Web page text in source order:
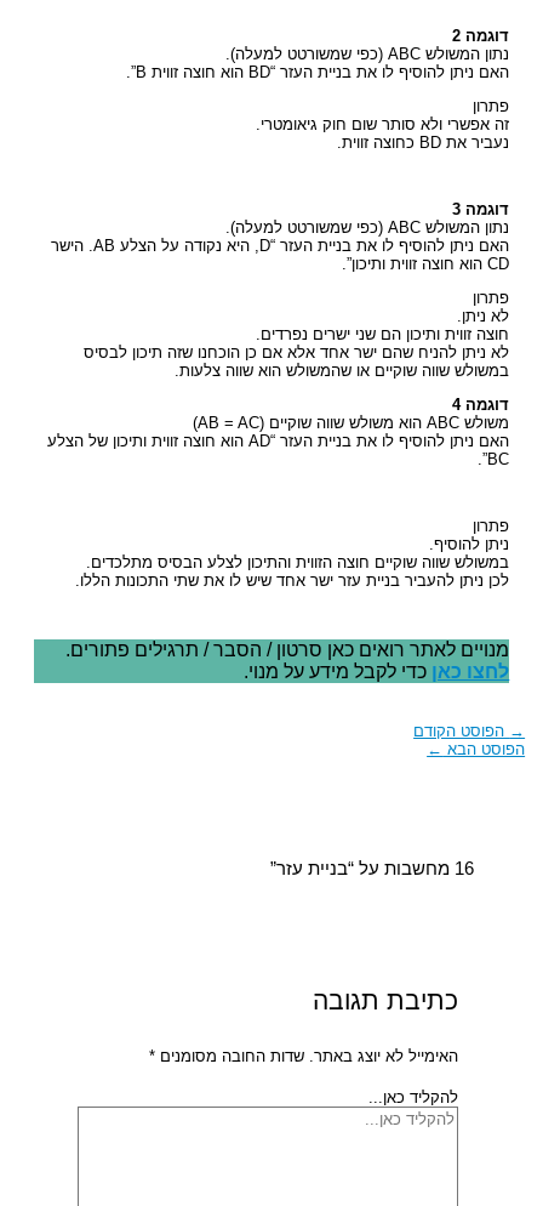
דוגמה 2
נתון המשולש ABC (כפי שמשורטט למעלה).
האם ניתן להוסיף לו את בניית העזר “BD הוא חוצה זווית B”.
פתרון
זה אפשרי ולא סותר שום חוק גיאומטרי.
נעביר את BD כחוצה זווית.
דוגמה 3
נתון המשולש ABC (כפי שמשורטט למעלה).
האם ניתן להוסיף לו את בניית העזר “D, היא נקודה על הצלע AB. הישר
CD הוא חוצה זווית ותיכון”.
פתרון
לא ניתן.
חוצה זווית ותיכון הם שני ישרים נפרדים.
לא ניתן להניח שהם ישר אחד אלא אם כן הוכחנו שזה תיכון לבסיס
במשולש שווה שוקיים או שהמשולש הוא שווה צלעות.
דוגמה 4
משולש ABC הוא משולש שווה שוקיים (AB = AC)
האם ניתן להוסיף לו את בניית העזר “AD הוא חוצה זווית ותיכון של הצלע
BC”.
פתרון
ניתן להוסיף.
במשולש שווה שוקיים חוצה הזווית והתיכון לצלע הבסיס מתלכדים.
לכן ניתן להעביר בניית עזר ישר אחד שיש לו את שתי התכונות הללו.
מנויים לאתר רואים כאן סרטון / הסבר / תרגילים פתורים.
לחצו כאן כדי לקבל מידע על מנוי.
→ הפוסט הקודם
הפוסט הבא ←
16 מחשבות על “בניית עזר”
כתיבת תגובה
האימייל לא יוצג באתר. שדות החובה מסומנים *
להקליד כאן...